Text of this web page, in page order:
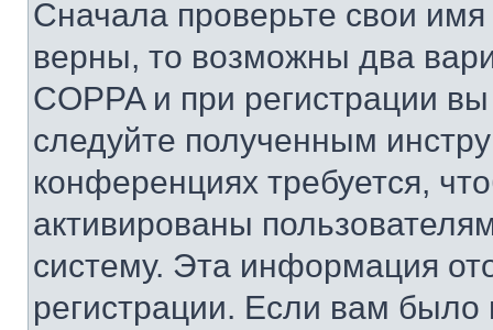
Сначала проверьте свои
верны, то возможны два
COPPA и при регистрации
следуйте полученным
конференциях требуется,
активированы
систему. Эта информация
регистрации. Если вам